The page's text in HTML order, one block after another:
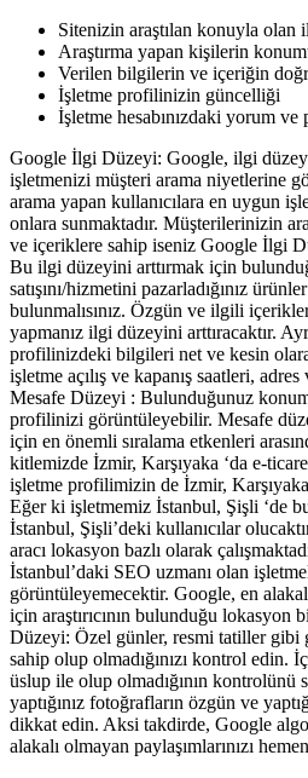
Sitenizin araştılan konuyla olan
Araştırma yapan kişilerin
Verilen bilgilerin ve içeriğin
İşletme profilinizin güncelliği
İşletme hesabınızdaki yorum ve
Google İlgi Düzeyi: Google, ilgi
işletmenizi müşteri arama niyetlerine
arama yapan kullanıcılara en uygun
onlara sunmaktadır. Müşterilerinizin
ve içeriklere sahip iseniz Google İlgi
Bu ilgi düzeyini arttırmak için
satışını/hizmetini pazarladığınız
bulunmalısınız. Özgün ve ilgili içerikler
yapmanız ilgi düzeyini arttıracaktır.
profilinizdeki bilgileri net ve kesin
işletme açılış ve kapanış saatleri,
Mesafe Düzeyi : Bulunduğunuz
profilinizi görüntüleyebilir. Mesafe
için en önemli sıralama etkenleri
kitlemizde İzmir, Karşıyaka ‘da e-
işletme profilimizin de İzmir,
Eğer ki işletmemiz İstanbul, Şişli ‘de
İstanbul, Şişli’deki kullanıcılar
aracı lokasyon bazlı olarak
İstanbul’daki SEO uzmanı olan
görüntüleyemecektir. Google, en
için araştırıcının bulunduğu
Düzeyi: Özel günler, resmi tatiller gibi
sahip olup olmadığınızı kontrol edin.
üslup ile olup olmadığının kontrolünü
yaptığınız fotoğrafların özgün ve
dikkat edin. Aksi takdirde, Google
alakalı olmayan paylaşımlarınızı